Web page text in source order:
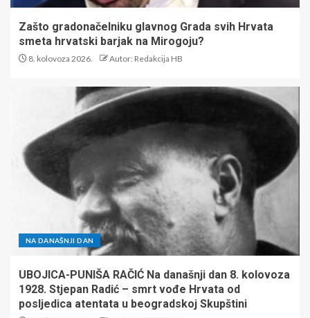
Zašto gradonačelniku glavnog Grada svih Hrvata
smeta hrvatski barjak na Mirogoju?
8. kolovoza 2026. Autor: Redakcija HB
NA DANAŠNJI DAN
UBOJICA-PUNIŠA RAČIĆ Na današnji dan 8. kolovoza
1928. Stjepan Radić – smrt vođe Hrvata od
posljedica atentata u beogradskoj Skupštini